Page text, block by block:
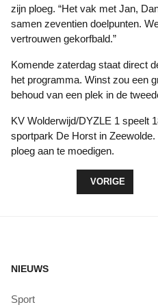
zijn ploeg. “Het vak met Jan,
samen zeventien doelpunten.
vertrouwen gekorfbald.”
Komende zaterdag staat direct de return tegen AKC Achilles op
het programma. Winst zou een
behoud van een plek in de
KV Wolderwijd/DYZLE 1 speelt 18 mei om 15.30 uur op
sportpark De Horst in
ploeg aan te moedigen.
VORIG
VORIGE
NIEUWS
Sport